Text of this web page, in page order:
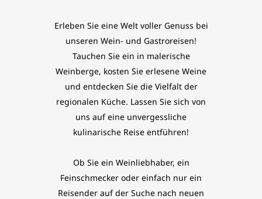
Erleben Sie eine Welt voller Genuss bei
unseren Wein- und Gastroreisen!
Tauchen Sie ein in malerische
Weinberge, kosten Sie erlesene Weine
und entdecken Sie die Vielfalt der
regionalen Küche. Lassen Sie sich von
uns auf eine unvergessliche
kulinarische Reise entführen!
Ob Sie ein Weinliebhaber, ein
Feinschmecker oder einfach nur ein
Reisender auf der Suche nach neuen